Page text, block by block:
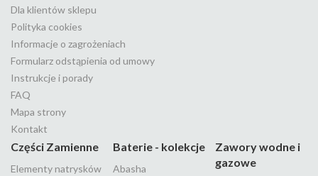
Dla klientów sklepu
Polityka cookies
Informacje o zagrożeniach
Formularz odstąpienia od umowy
Instrukcje i porady
FAQ
Mapa strony
Kontakt
Części Zamienne
Elementy natrysków
Baterie - kolekcje
Abasha
Zawory wodne i
gazowe